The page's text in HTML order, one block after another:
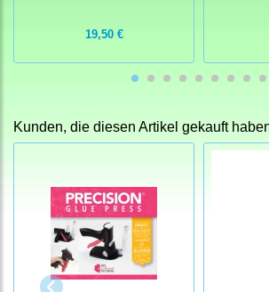
19,50 €
Kunden, die diesen Artikel gekauft